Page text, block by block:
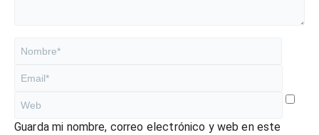
Guarda mi nombre, correo electrónico y web en este